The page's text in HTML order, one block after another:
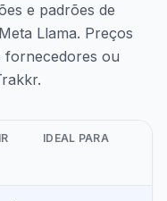
e padrões de
Llama. Preços
fornecedores ou
IDEAL PARA